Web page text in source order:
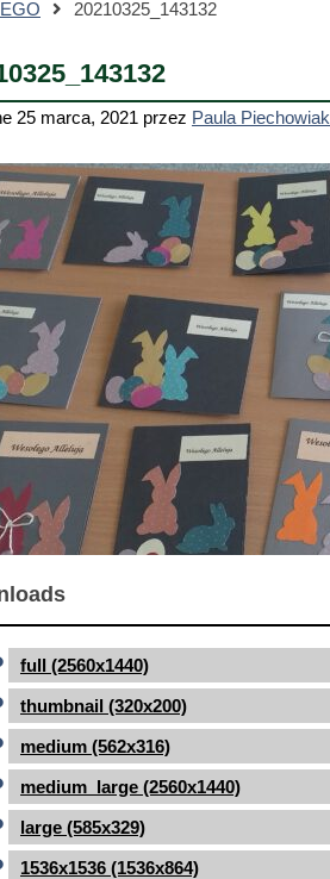
20210325_143132
25 marca, 2021 przez Paula Piechowiak
full (2560x1440)
thumbnail (320x200)
medium (562x316)
medium_large (2560x1440)
large (585x329)
1536x1536 (1536x864)